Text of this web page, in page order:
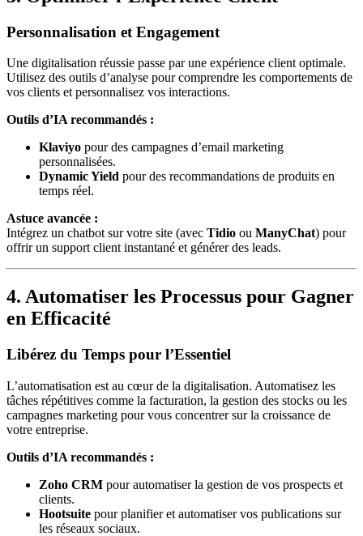
Personnalisation et Engagement
Une digitalisation réussie passe par une expérience client optimale.
Utilisez des outils d’analyse pour comprendre les comportements de
vos clients et personnalisez vos interactions.
Outils d’IA recommandés :
Klaviyo pour des campagnes d’email marketing
personnalisées.
Dynamic Yield pour des recommandations de produits en
temps réel.
Astuce avancée :
Intégrez un chatbot sur votre site (avec Tidio ou ManyChat) pour
offrir un support client instantané et générer des leads.
4. Automatiser les Processus pour Gagner
en Efficacité
Libérez du Temps pour l’Essentiel
L’automatisation est au cœur de la digitalisation. Automatisez les
tâches répétitives comme la facturation, la gestion des stocks ou les
campagnes marketing pour vous concentrer sur la croissance de
votre entreprise.
Outils d’IA recommandés :
Zoho CRM pour automatiser la gestion de vos prospects et
clients.
Hootsuite pour planifier et automatiser vos publications sur
les réseaux sociaux.